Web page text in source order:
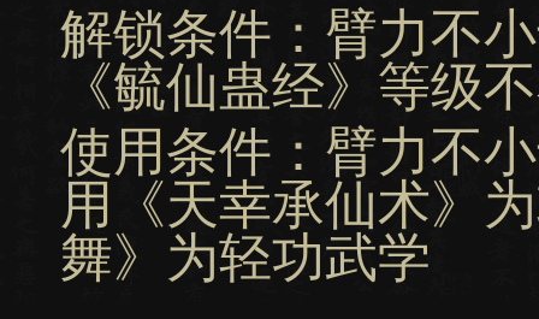
解锁条件：臂力不
《毓仙蛊经》等级
使用条件：臂力不
用《天幸承仙术》
舞》为轻功武学